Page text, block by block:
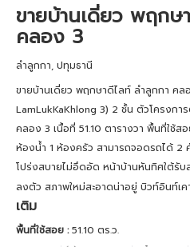
ขายบ้านเดี่ยว พฤกษ
คลอง 3
ลำลูกกา, ปทุมธานี
ขายบ้านเดี่ยว พฤกษาดีไลท์ ลำลูกกา ค
LamLukKaKhlong 3) 2 ชั้น ตัวโครงกา
คลอง 3 เนื้อที่ 51.10 ตารางวา พื้นที่ใช้
ห้องน้ำ 1 ห้องครัว สามารถจอดรถได้ 2
โปร่งสบายไม่อึดอัด หน้าบ้านหันทิศใต้รับ
ลงตัว สภาพใหม่สะอาดน่าอยู่ บิวท์อินท์เค
เติม
พื้นที่ใช้สอย :51.10 ตร.ว.